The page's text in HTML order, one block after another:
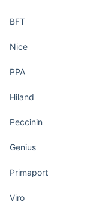
BFT
Nice
PPA
Hiland
Peccinin
Genius
Primaport
Viro